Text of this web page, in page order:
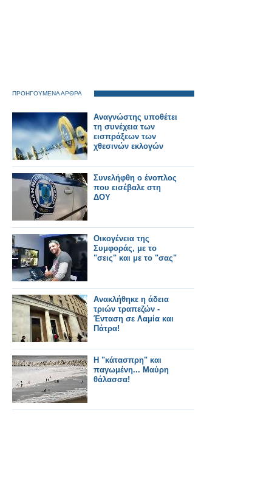
ΠΡΟΗΓΟΥΜΕΝΑ ΑΡΘΡΑ
Αναγνώστης υποθέτει
τη συνέχεια των
εισπράξεων των
χθεσινών εκλογών
Συνελήφθη ο ένοπλος
που εισέβαλε στη
ΔΟΥ
Οικογένεια της
Συμφοράς, με το
"σεις" και με το "σας"
Ανακλήθηκε η άδεια
τριών τραπεζών -
Ένταση σε Λαμία και
Πάτρα!
H "κάτασπρη" και
παγωμένη... Μαύρη
θάλασσα!